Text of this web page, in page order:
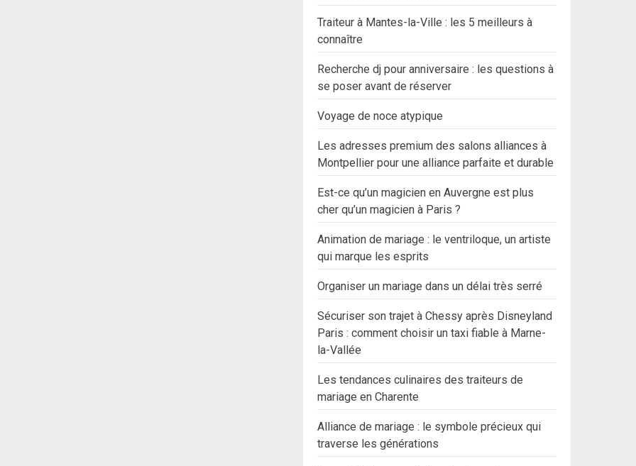
Traiteur à Mantes-la-Ville : les 5 meilleurs à
connaître
Recherche dj pour anniversaire : les questions à
se poser avant de réserver
Voyage de noce atypique
Les adresses premium des salons alliances à
Montpellier pour une alliance parfaite et durable
Est-ce qu’un magicien en Auvergne est plus
cher qu’un magicien à Paris ?
Animation de mariage : le ventriloque, un artiste
qui marque les esprits
Organiser un mariage dans un délai très serré
Sécuriser son trajet à Chessy après Disneyland
Paris : comment choisir un taxi fiable à Marne-
la-Vallée
Les tendances culinaires des traiteurs de
mariage en Charente
Alliance de mariage : le symbole précieux qui
traverse les générations